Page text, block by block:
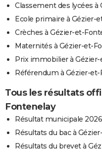
Classement des lycées
Ecole primaire à Gézier-
Crèches à Gézier-et-
Maternités à Gézier-et-
Prix immobilier à
Référendum à Gézier-
Tous les résultats
Fontenelay
Résultat municipale
Résultats du bac à
Résultats du brevet à